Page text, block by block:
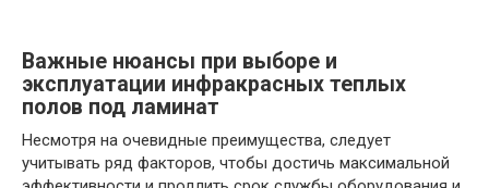
Важные нюансы при выборе и
эксплуатации инфракрасных теплых
полов под ламинат
Несмотря на очевидные преимущества, следует
учитывать ряд факторов, чтобы достичь максимальной